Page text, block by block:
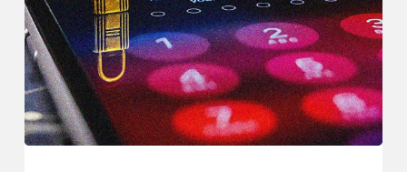
de
loi
fédéral
sur
la
cybersécurité